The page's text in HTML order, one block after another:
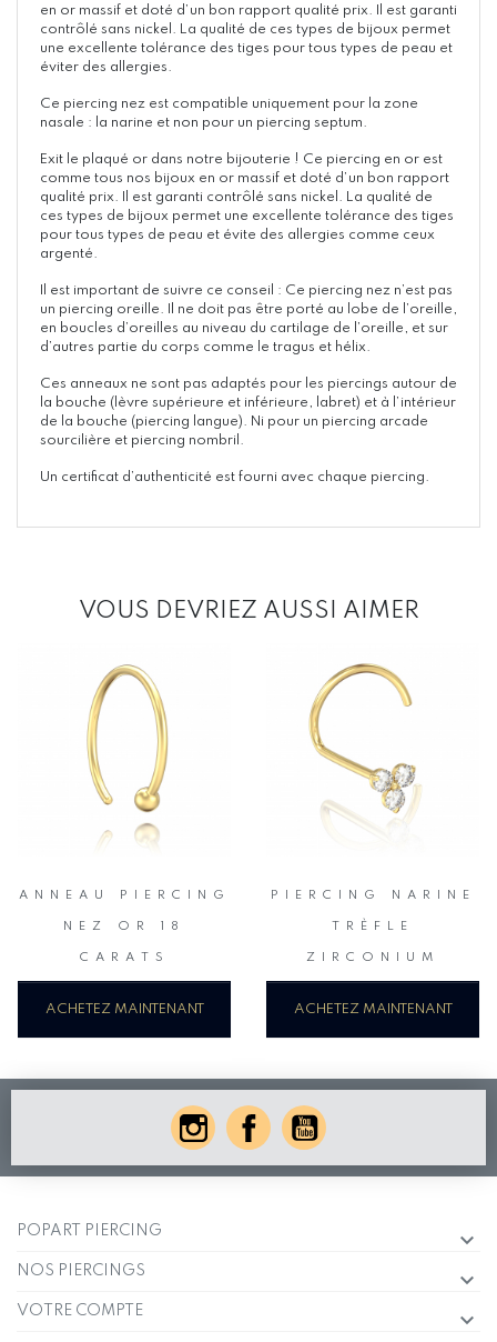
en or massif et doté d’un bon rapport qualité prix. Il est garanti
contrôlé sans nickel. La qualité de ces types de bijoux permet
une excellente tolérance des tiges pour tous types de peau et
éviter des allergies.
Ce piercing nez est compatible uniquement pour la zone
nasale : la narine et non pour un piercing septum.
Exit le plaqué or dans notre bijouterie ! Ce piercing en or est
comme tous nos bijoux en or massif et doté d’un bon rapport
qualité prix. Il est garanti contrôlé sans nickel. La qualité de
ces types de bijoux permet une excellente tolérance des tiges
pour tous types de peau et évite des allergies comme ceux
argenté.
Il est important de suivre ce conseil : Ce piercing nez n’est pas
un piercing oreille. Il ne doit pas être porté au lobe de l’oreille,
en boucles d’oreilles au niveau du cartilage de l’oreille, et sur
d’autres partie du corps comme le tragus et hélix.
Ces anneaux ne sont pas adaptés pour les piercings autour de
la bouche (lèvre supérieure et inférieure, labret) et à l’intérieur
de la bouche (piercing langue). Ni pour un piercing arcade
sourcilière et piercing nombril.
Un certificat d’authenticité est fourni avec chaque piercing.
VOUS DEVRIEZ AUSSI AIMER
ANNEAU PIERCING
NEZ OR 18
CARATS
ACHETEZ MAINTENANT
PIERCING NARINE
TRÈFLE
ZIRCONIUM
ACHETEZ MAINTENANT
POPART PIERCING
NOS PIERCINGS
VOTRE COMPTE